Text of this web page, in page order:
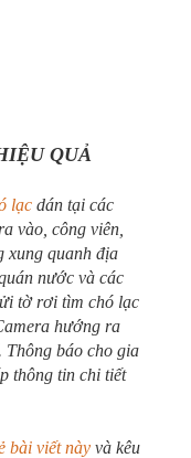
QUẢ
lạc dán tại các
vào, công viên,
xung quanh địa
nước và các
tờ rơi tìm chó lạc
hướng ra
Thông báo cho gia
thông tin chi tiết
bài viết này và kêu